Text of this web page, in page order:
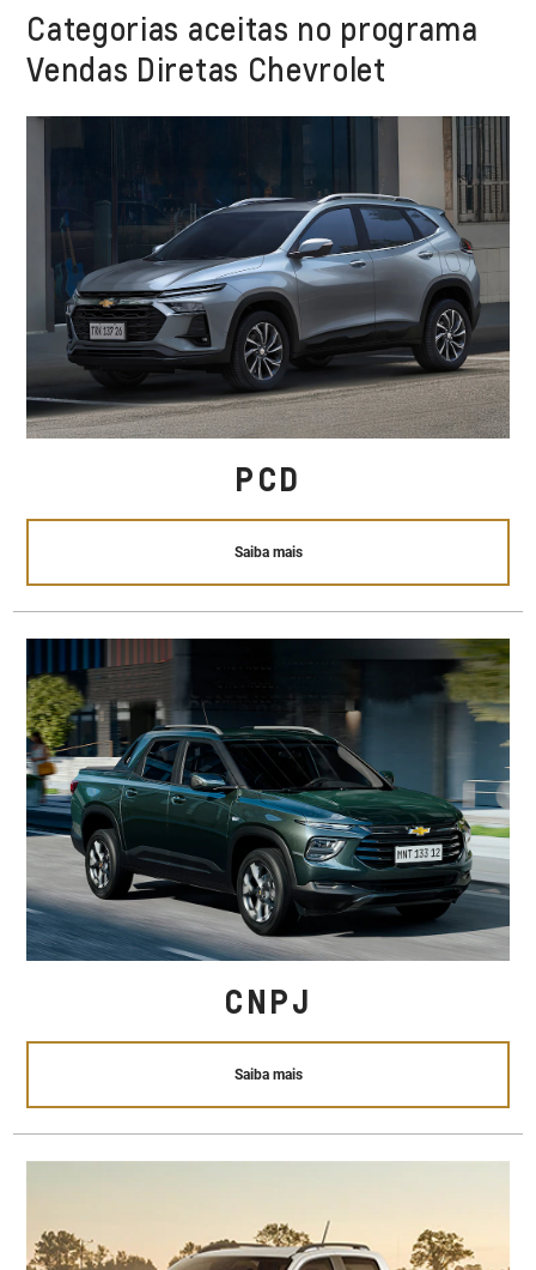
Categorias aceitas no programa
Vendas Diretas Chevrolet
PCD
Saiba mais
CNPJ
Saiba mais